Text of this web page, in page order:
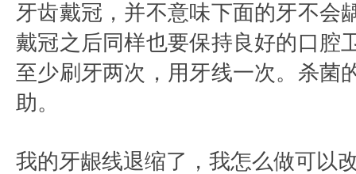
牙齿戴冠，并不意味下面的牙不会
戴冠之后同样也要保持良好的口腔
至少刷牙两次，用牙线一次。杀菌
助。
我的牙龈线退缩了，我怎么做可以